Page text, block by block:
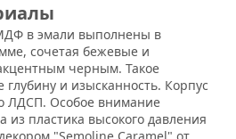
в эмали выполнены в
сочетая бежевые и
черным. Такое
и изысканность. Корпус
ЛДСП. Особое внимание
из пластика высокого давления